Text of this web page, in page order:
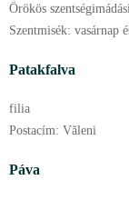
Örökös
Szentmisék: vasárnap
Patakfalva
filia
Postacím: Văleni
Páva